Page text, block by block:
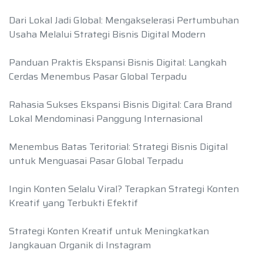
Dari Lokal Jadi Global: Mengakselerasi Pertumbuhan
Usaha Melalui Strategi Bisnis Digital Modern
Panduan Praktis Ekspansi Bisnis Digital: Langkah
Cerdas Menembus Pasar Global Terpadu
Rahasia Sukses Ekspansi Bisnis Digital: Cara Brand
Lokal Mendominasi Panggung Internasional
Menembus Batas Teritorial: Strategi Bisnis Digital
untuk Menguasai Pasar Global Terpadu
Ingin Konten Selalu Viral? Terapkan Strategi Konten
Kreatif yang Terbukti Efektif
Strategi Konten Kreatif untuk Meningkatkan
Jangkauan Organik di Instagram